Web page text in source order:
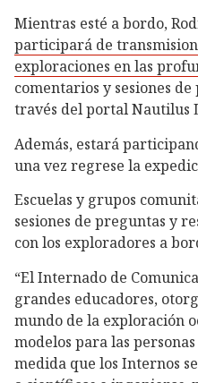
Mientras esté a bordo,
participará de
exploraciones en las
comentarios y sesiones
través del portal Nautilus
Además, estará
una vez regrese la
Escuelas y grupos
sesiones de preguntas y
con los exploradores a
“El Internado de
grandes educadores,
mundo de la exploración
modelos para las
medida que los Internos